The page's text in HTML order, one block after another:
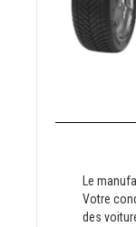
Le
Votre
des